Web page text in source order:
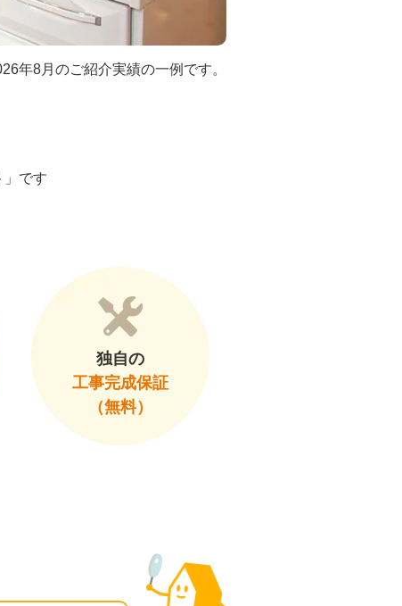
年8月のご紹介実績の一例です。
」です
独自の
工事完成保証
（無料）